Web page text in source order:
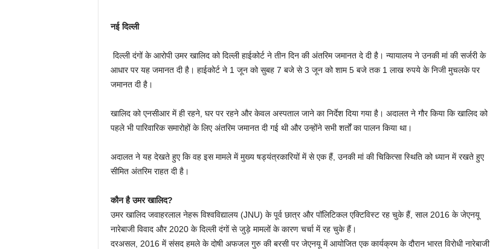
नई दिल्ली
दिल्ली दंगों के आरोपी उमर खालिद को दिल्ली हाईकोर्ट ने तीन दिन की अंतरिम जमानत दे दी है। न्यायालय ने उनकी मां की सर्जरी के
आधार पर यह जमानत दी है। हाईकोर्ट ने 1 जून को सुबह 7 बजे से 3 जून को शाम 5 बजे तक 1 लाख रुपये के निजी मुचलके पर
जमानत दी है।
खालिद को एनसीआर में ही रहने, घर पर रहने और केवल अस्पताल जाने का निर्देश दिया गया है। अदालत ने गौर किया कि खालिद को
पहले भी पारिवारिक समारोहों के लिए अंतरिम जमानत दी गई थी और उन्होंने सभी शर्तों का पालन किया था।
अदालत ने यह देखते हुए कि वह इस मामले में मुख्य षड्यंत्रकारियों में से एक हैं, उनकी मां की चिकित्सा स्थिति को ध्यान में रखते हुए
सीमित अंतरिम राहत दी है।
कौन है उमर खालिद?
उमर खालिद जवाहरलाल नेहरू विश्वविद्यालय (JNU) के पूर्व छात्र और पॉलिटिकल एक्टिविस्ट रह चुके हैं, साल 2016 के जेएनयू
नारेबाजी विवाद और 2020 के दिल्ली दंगों से जुड़े मामलों के कारण चर्चा में रह चुके हैं।
दरअसल, 2016 में संसद हमले के दोषी अफजल गुरु की बरसी पर जेएनयू में आयोजित एक कार्यक्रम के दौरान भारत विरोधी नारेबाजी